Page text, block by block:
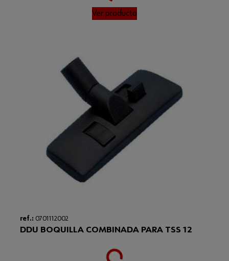
Ver producto
ref.: 0701112002
DDU BOQUILLA COMBINADA PARA TSS 12
Loading...